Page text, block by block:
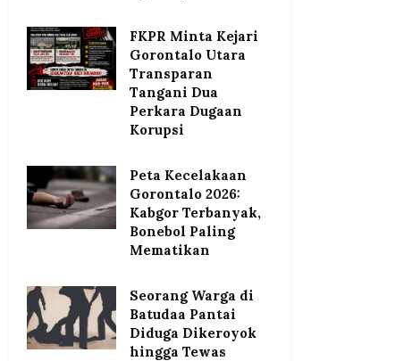
FKPR Minta Kejari
Gorontalo Utara
Transparan
Tangani Dua
Perkara Dugaan
Korupsi
Peta Kecelakaan
Gorontalo 2026:
Kabgor Terbanyak,
Bonebol Paling
Mematikan
Seorang Warga di
Batudaa Pantai
Diduga Dikeroyok
hingga Tewas